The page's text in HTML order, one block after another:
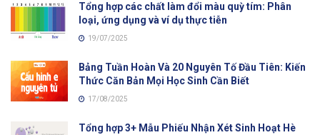
Tổng hợp các chất làm đổi màu quỳ tím: Phân
loại, ứng dụng và ví dụ thực tiễn
19/07/2025
Bảng Tuần Hoàn Và 20 Nguyên Tố Đầu Tiên: Kiến
Thức Căn Bản Mọi Học Sinh Cần Biết
17/08/2025
Tổng hợp 3+ Mẫu Phiếu Nhận Xét Sinh Hoạt Hè